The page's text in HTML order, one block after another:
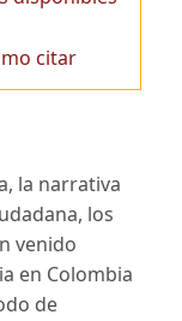
citar
la narrativa
los
venido
en Colombia
de